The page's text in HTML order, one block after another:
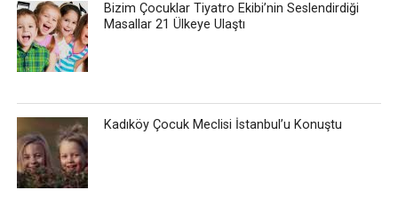
Bizim Çocuklar Tiyatro Ekibi’nin Seslendirdiği
Masallar 21 Ülkeye Ulaştı
Kadıköy Çocuk Meclisi İstanbul’u Konuştu